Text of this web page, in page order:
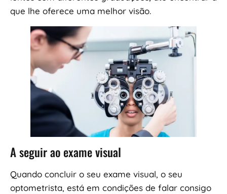
que lhe oferece uma melhor visão.
A seguir ao exame visual
Quando concluir o seu exame visual, o seu
optometrista, está em condições de falar consigo